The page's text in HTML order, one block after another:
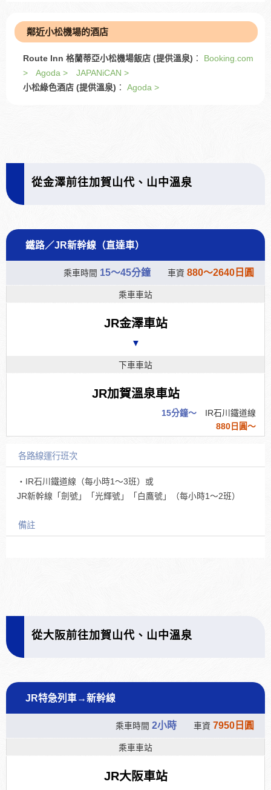
鄰近小松機場的酒店
Route Inn 格蘭蒂亞小松機場飯店 (提供溫泉) ： Booking.com
>
Agoda >
JAPANiCAN >
小松綠色酒店 (提供溫泉) ： Agoda >
從金澤前往加賀山代、山中溫泉
鐵路／JR新幹線（直達車）
乘車時間 15～45分鐘 車資 880～2640日圓
乘車車站
JR金澤車站
▼
下車車站
JR加賀溫泉車站
15分鐘～
IR石川鐵道線
880日圓～
各路線運行班次
・IR石川鐵道線（每小時1～3班）或
JR新幹線「劍號」「光輝號」「白鷹號」（每小時1～2班）
備註
從大阪前往加賀山代、山中溫泉
JR特急列車→新幹線
乘車時間 2小時 車資 7950日圓
乘車車站
JR大阪車站